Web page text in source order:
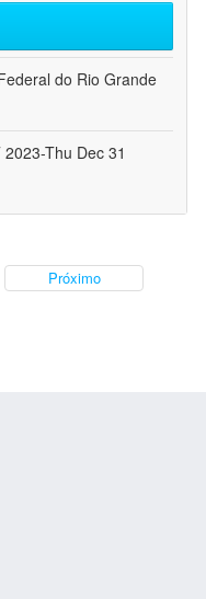
do Rio Grande
Thu Dec 31
Próximo